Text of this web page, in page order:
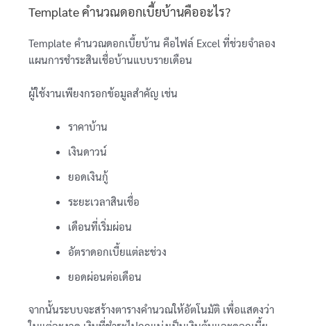
Template คำนวณดอกเบี้ยบ้านคืออะไร?
Template คำนวณดอกเบี้ยบ้าน คือไฟล์ Excel ที่ช่วยจำลอง
แผนการชำระสินเชื่อบ้านแบบรายเดือน
ผู้ใช้งานเพียงกรอกข้อมูลสำคัญ เช่น
ราคาบ้าน
เงินดาวน์
ยอดเงินกู้
ระยะเวลาสินเชื่อ
เดือนที่เริ่มผ่อน
อัตราดอกเบี้ยแต่ละช่วง
ยอดผ่อนต่อเดือน
จากนั้นระบบจะสร้างตารางคำนวณให้อัตโนมัติ เพื่อแสดงว่า